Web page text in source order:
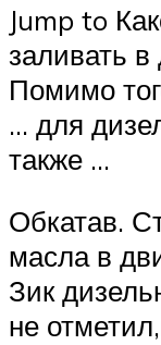
Jump to
заливать
Помимо
… для
также …
Обкатав.
масла в
Зик
не